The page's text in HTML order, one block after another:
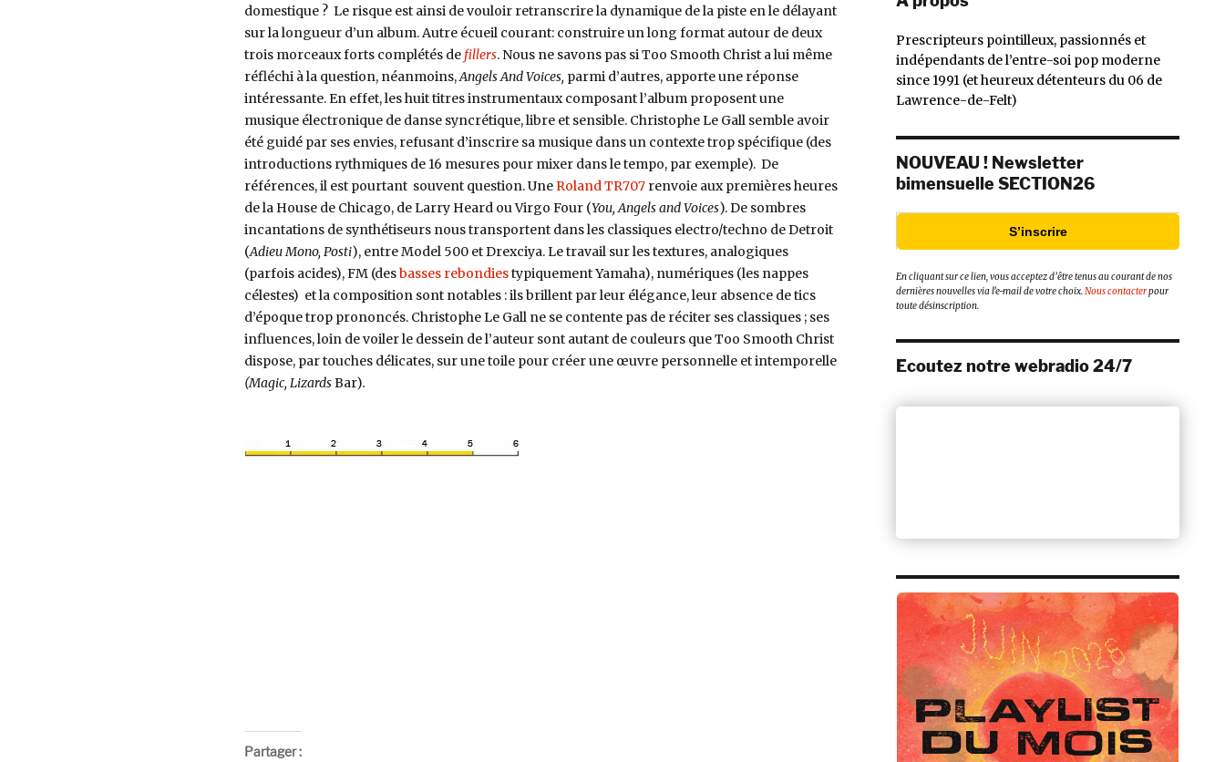
domestique ? Le risque est ainsi de vouloir retranscrire la dynamique de la piste en le délayant
sur la longueur d’un album. Autre écueil courant: construire un long format autour de deux
trois morceaux forts complétés de fillers. Nous ne savons pas si Too Smooth Christ a lui même
réfléchi à la question, néanmoins,Angels And Voices, parmi d’autres, apporte une réponse
intéressante. En effet, les huit titres instrumentaux composant l’album proposent une
musique électronique de danse syncrétique, libre et sensible. Christophe Le Gall semble avoir
été guidé par ses envies, refusant d’inscrire sa musique dans un contexte trop spécifique (des
introductions rythmiques de 16 mesures pour mixer dans le tempo, par exemple). De
références, il est pourtant souvent question. UneRoland TR707renvoie aux premières heures
de la House de Chicago, de Larry Heard ou Virgo Four (You, Angels and Voices). De sombres
incantations de synthétiseurs nous transportent dans les classiques electro/techno de Detroit
(Adieu Mono, Posti), entre Model 500 et Drexciya. Le travail sur les textures, analogiques
(parfois acides), FM (desbasses rebondiestypiquement Yamaha), numériques (les nappes
célestes) et la composition sont notables : ils brillent par leur élégance, leur absence de tics
d’époque trop prononcés. Christophe Le Gall ne se contente pas de réciter ses classiques ; ses
influences, loin de voiler le dessein de l’auteur sont autant de couleurs que Too Smooth Christ
dispose, par touches délicates, sur une toile pour créer une œuvre personnelle et intemporelle
(Magic, LizardsBar).
Partager :
Prescripteurs pointilleux, passionnés et
indépendants de l’entre-soi pop moderne
since 1991 (et heureux détenteurs du 06 de
Lawrence-de-Felt)
NOUVEAU ! Newsletter
bimensuelle SECTION26
S’inscrire
En cliquant sur ce lien, vous acceptez d’être tenus au courant de nos
dernières nouvelles via l’e-mail de votre choix.Nous contacterpour
toute désinscription.
Ecoutez notre webradio 24/7